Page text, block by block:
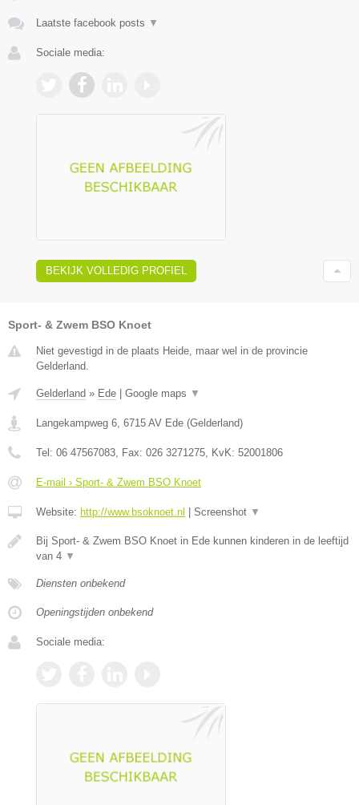
Laatste facebook posts ▼
Sociale media:
BEKIJK VOLLEDIG PROFIEL
Sport- & Zwem BSO Knoet
Niet gevestigd in de plaats Heide, maar wel in de provincie
Gelderland.
Gelderland » Ede Google maps ▼
Langekampweg 6, 6715 AV Ede (Gelderland)
Tel: 06 47567083, Fax: 026 3271275, KvK: 52001806
E-mail › Sport- & Zwem BSO Knoet
Website: http://www.bsoknoet.nl Screenshot ▼
Bij Sport- & Zwem BSO Knoet in Ede kunnen kinderen in de leeftijd
van 4 ▼
Diensten onbekend
Openingstijden onbekend
Sociale media: